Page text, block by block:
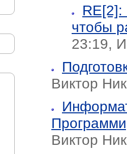
RE[2]:
чтобы
23:19,
Виктор
Виктор